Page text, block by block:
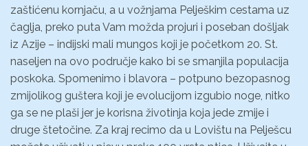
zaštićenu kornjaču, a u vožnjama Pelješkim cestama uz
čaglja, preko puta Vam možda projuri i poseban došljak
iz Azije – indijski mali mungos koji je početkom 20. St.
naseljen na ovo područje kako bi se smanjila populacija
poskoka. Spomenimo i blavora – potpuno bezopasnog
zmijolikog guštera koji je evolucijom izgubio noge, nitko
ga se ne plaši jer je korisna životinja koja jede zmije i
druge štetočine. Za kraj recimo da u Lovištu na Pelješcu